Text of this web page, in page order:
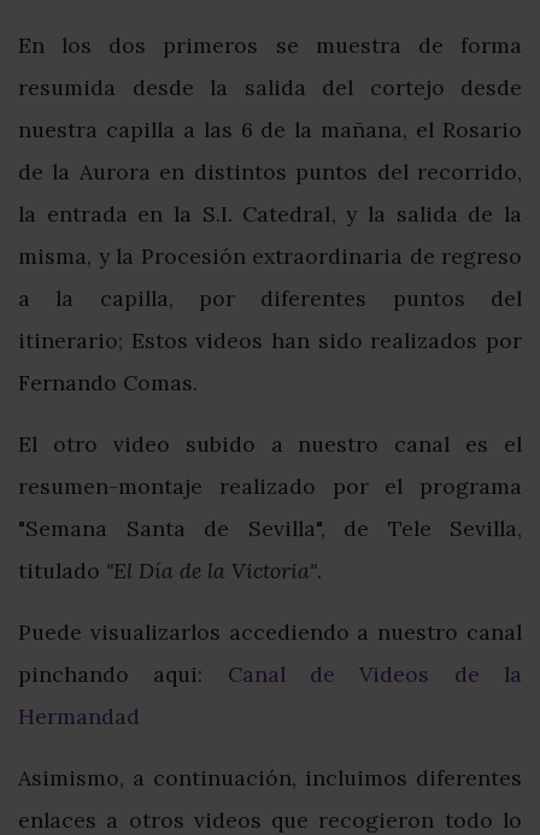
En los dos primeros se muestra de forma
resumida desde la salida del cortejo desde
nuestra capilla a las 6 de la mañana, el Rosario
de la Aurora en distintos puntos del recorrido,
la entrada en la S.I. Catedral, y la salida de la
misma, y la Procesión extraordinaria de regreso
a la capilla, por diferentes puntos del
itinerario; Estos videos han sido realizados por
Fernando Comas.
El otro video subido a nuestro canal es el
resumen-montaje realizado por el programa
"Semana Santa de Sevilla", de Tele Sevilla,
titulado "El Día de la Victoria".
Puede visualizarlos accediendo a nuestro canal
pinchando aqui: Canal de Videos de la
Hermandad
Asimismo, a continuación, incluimos diferentes
enlaces a otros videos que recogieron todo lo